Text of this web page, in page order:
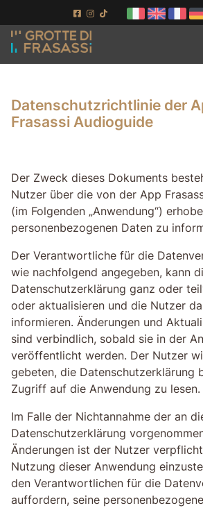
Gehe zum Seiteninhalt
Gehen Sie zur Fußzeile
Datenschutzrichtlinie der
Frasassi Audioguide
Der Zweck dieses Dokuments
Nutzer über die von der App
(im Folgenden „Anwendung“)
personenbezogenen Daten zu
Der Verantwortliche für die
wie nachfolgend angegeben, kann
Datenschutzerklärung ganz oder
oder aktualisieren und die Nutzer
informieren. Änderungen und
sind verbindlich, sobald sie in der
veröffentlicht werden. Der Nutzer
gebeten, die Datenschutzerklärung
Zugriff auf die Anwendung zu lesen.
Im Falle der Nichtannahme der an
Datenschutzerklärung
Änderungen ist der Nutzer
Nutzung dieser Anwendung
den Verantwortlichen für die
auffordern, seine